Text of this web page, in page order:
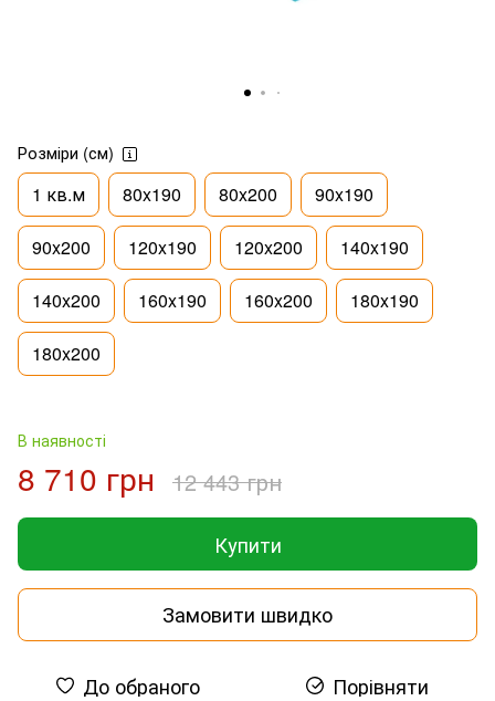
Розміри (см)
1 кв.м 80x190 80x200 90x190
90x200 120x190 120x200 140x190
140x200 160x190 160x200 180x190
180x200
В наявності
8 710 грн 12 443 грн
Купити
Замовити швидко
До обраного Порівняти